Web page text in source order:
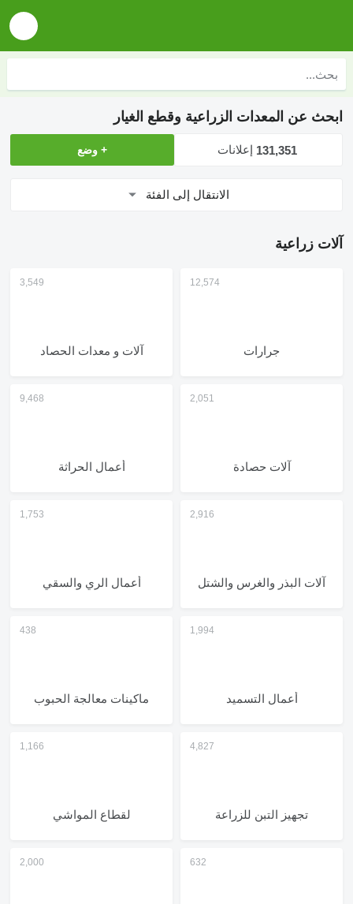
ابحث عن المعدات الزراعية وقطع الغيار
131,351 إعلانات + وضع
الانتقال إلى الفئة
آلات زراعية
جرارات آلات و معدات الحصاد
آلات حصادة أعمال الحراثة
آلات البذر والغرس والشتل أعمال الري والسقي
أعمال التسميد ماكينات معالجة الحبوب
تجهيز التبن للزراعة لقطاع المواشي